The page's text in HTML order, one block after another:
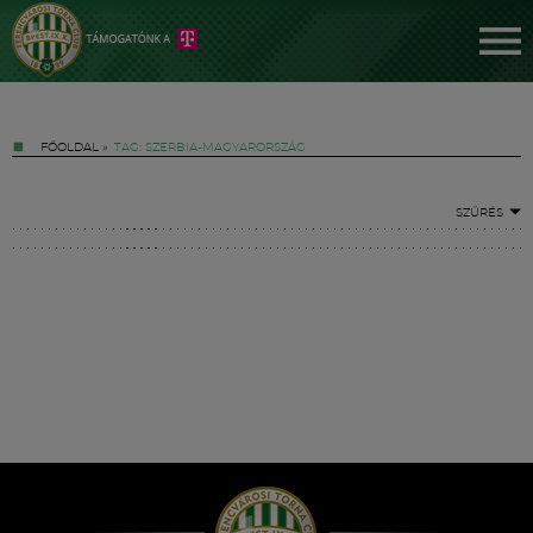
FŐOLDAL » TAG: SZERBIA-MAGYARORSZÁG
SZŰRÉS
Hírek